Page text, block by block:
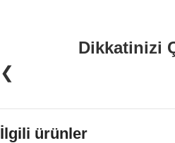
Dikkatinizi
❮
İlgili ürünler